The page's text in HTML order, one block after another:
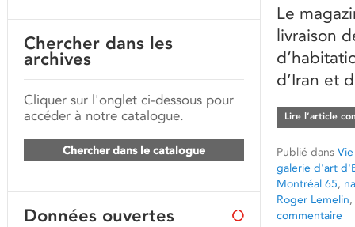
Le
livraison
d’Iran et
Lire l’article
Publié dans
galerie d'art
Montréal 65,
Roger Lemelin,
commentaire
Chercher dans les
archives
Cliquer sur l'onglet ci-dessous pour
accéder à notre catalogue.
Chercher dans le catalogue
Données ouvertes